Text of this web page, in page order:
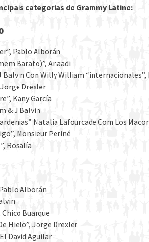
categorias do Grammy Latino:
Pablo Alborán
Barato)”, Anaadi
Balvin Con Willy William
Drexler
Kany García
& J Balvin
Natalia Lafourcade Com Los
Monsieur Periné
Rosalía
Alborán
Chico Buarque
Hielo”, Jorge Drexler
David Aguilar